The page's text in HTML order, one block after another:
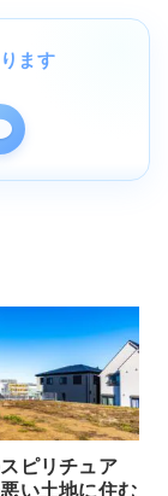
ます
ピリチュア
い土地に住む